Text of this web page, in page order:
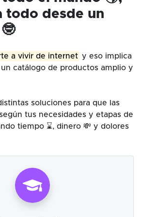
todo desde un
a vivir de internet y eso implica
catálogo de productos amplio y
soluciones para que las
tus necesidades y etapas de
tiempo ⌛, dinero 💸 y dolores